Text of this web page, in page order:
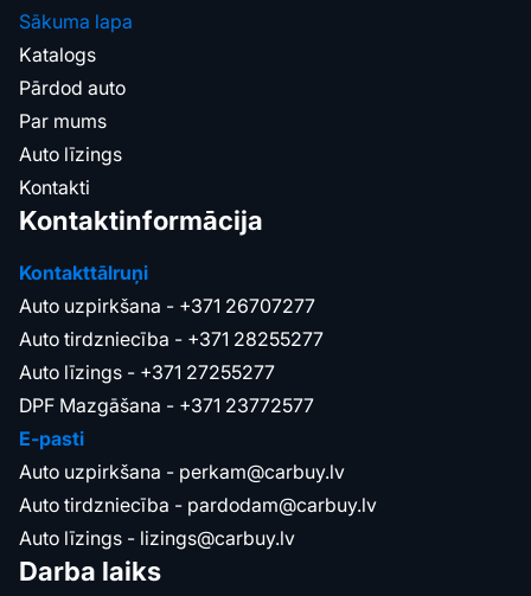
Sākuma lapa
Katalogs
Pārdod auto
Par mums
Auto līzings
Kontakti
Kontaktinformācija
Kontakttālruņi
Auto uzpirkšana - +371 26707277
Auto tirdzniecība - +371 28255277
Auto līzings - +371 27255277
DPF Mazgāšana - +371 23772577
E-pasti
Auto uzpirkšana - perkam@carbuy.lv
Auto tirdzniecība - pardodam@carbuy.lv
Auto līzings - lizings@carbuy.lv
Darba laiks